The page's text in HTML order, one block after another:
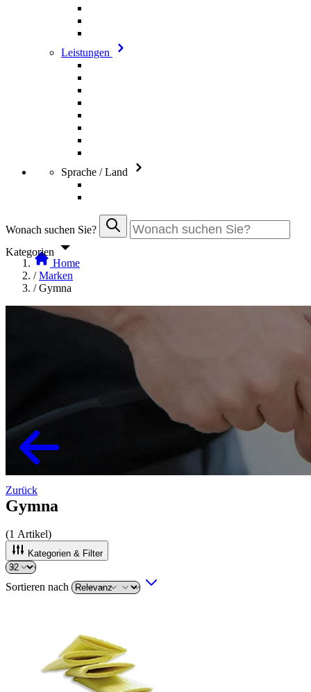
Leistungen
Sprache / Land
Wonach suchen Sie?
Kategorien
Zurück
Home
/ Marken
/ Gymna
Gymna
(1 Artikel)
Kategorien & Filter
Sortieren nach